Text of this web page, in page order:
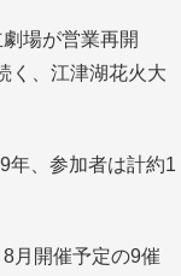
劇場が営業再開
く、江津湖花火大
、参加者は計約1
月開催予定の9催